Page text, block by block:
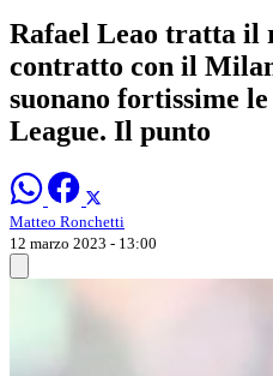
Rafael Leao tratta il
contratto con il
suonano fortissime
League. Il punto
Matteo Ronchetti
12 marzo 2023 - 13:00